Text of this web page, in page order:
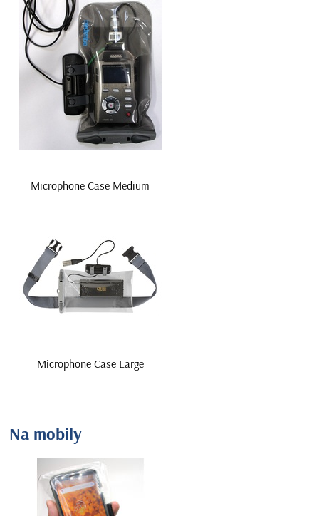
Microphone Case Medium
Microphone Case Large
Na mobily